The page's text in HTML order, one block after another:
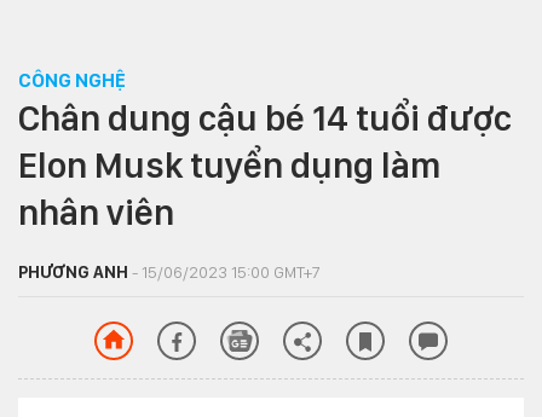
CÔNG NGHỆ
Chân dung cậu bé 14 tuổi được
Elon Musk tuyển dụng làm
nhân viên
PHƯƠNG ANH - 15/06/2023 15:00 GMT+7